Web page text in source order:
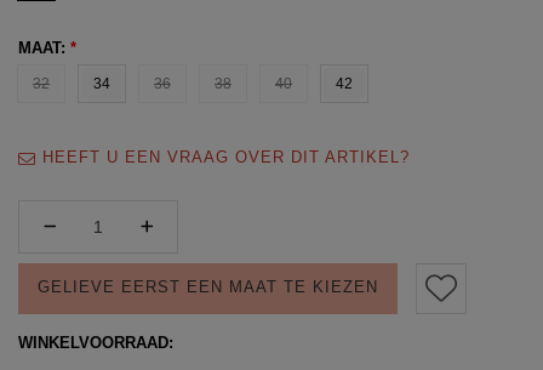
MAAT: *
32 34 36 38 40 42
HEEFT U EEN VRAAG OVER DIT ARTIKEL?
GELIEVE EERST EEN MAAT TE KIEZEN
WINKELVOORRAAD: